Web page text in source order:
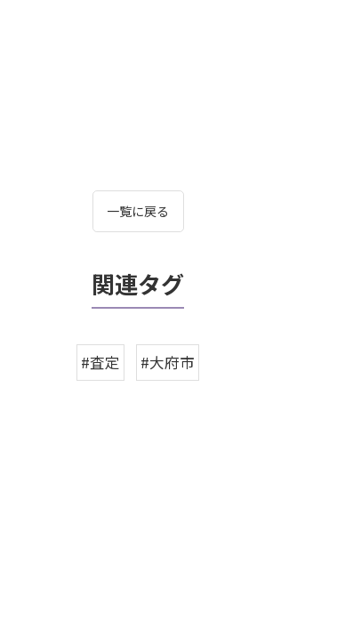
一覧に戻る
関連タグ
#査定 #大府市